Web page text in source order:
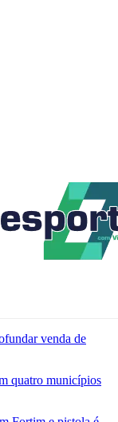
venda de
quatro municípios